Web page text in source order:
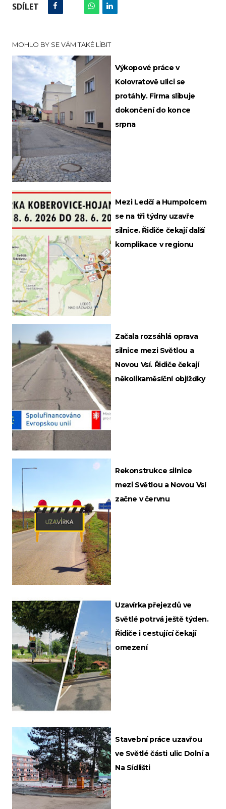
SDÍLET
MOHLO BY SE VÁM TAKÉ LÍBIT
Výkopové práce v
Kolovratově ulici se
protáhly. Firma slibuje
dokončení do konce
srpna
Mezi Ledčí a Humpolcem
se na tři týdny uzavře
silnice. Řidiče čekají další
komplikace v regionu
Začala rozsáhlá oprava
silnice mezi Světlou a
Novou Vsí. Řidiče čekají
několikaměsíční objížďky
Rekonstrukce silnice
mezi Světlou a Novou Vsí
začne v červnu
Uzavírka přejezdů ve
Světlé potrvá ještě týden.
Řidiče i cestující čekají
omezení
Stavební práce uzavřou
ve Světlé části ulic Dolní a
Na Sídlišti